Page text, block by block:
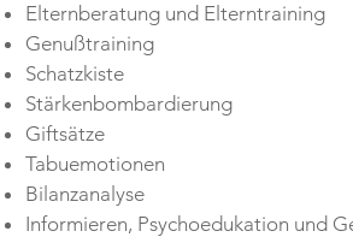
Elternberatung und Elterntraining
Genußtraining
Schatzkiste
Stärkenbombardierung
Giftsätze
Tabuemotionen
Bilanzanalyse
Informieren, Psychoedukation und